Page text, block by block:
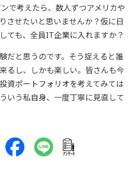
で考えたら、数人ずつアメリカや
させたいと思いませんか？仮に日
ても、全員IT企業に入れますか？
だと思うのです。そう捉えると誰
るし、しかも楽しい。皆さんも今
資ポートフォリオを考えてみては
いう私自身、一度丁寧に見直して
ｱﾝｹｰﾄ